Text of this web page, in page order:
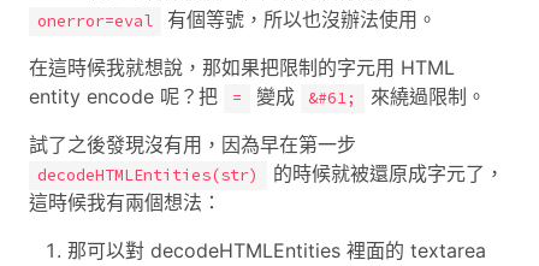
onerror=eval
有個等號，所以也沒辦法使用。
在這時候我就想說，那如果把限制的字元用 HTML
entity encode 呢？把
= 變成 &#61;
來繞過限制。
試了之後發現沒有用，因為早在第一步
decodeHTMLEntities(str)
的時候就被還原成字元了，
這時候我有兩個想法：
那可以對 decodeHTMLEntities 裡面的 textarea